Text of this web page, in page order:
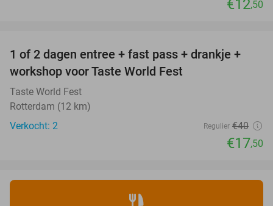
€12,50
56%
TODAY
1 of 2 dagen entree + fast pass + drankje +
workshop voor Taste World Fest
Taste World Fest
Rotterdam (12 km)
Verkocht: 2
Regulier €40
€17,50